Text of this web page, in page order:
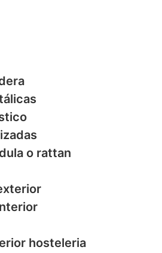
o rattan
hosteleria